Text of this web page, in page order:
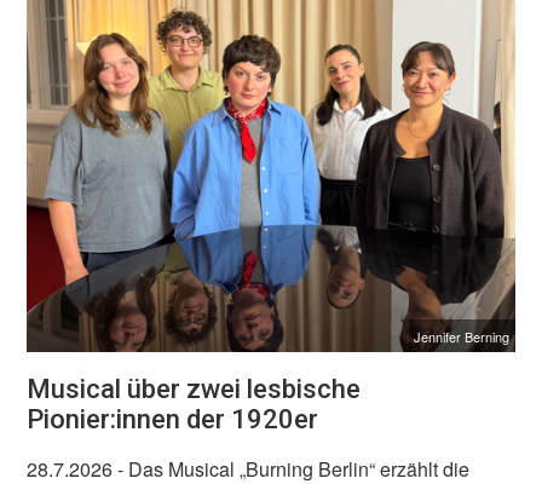
Jennifer Berning
Musical über zwei lesbische
Pionier:innen der 1920er
28.7.2026- Das Musical „Burning Berlin“ erzählt die